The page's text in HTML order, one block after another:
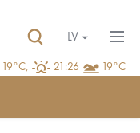
19°C, 21:26 19°C
LV